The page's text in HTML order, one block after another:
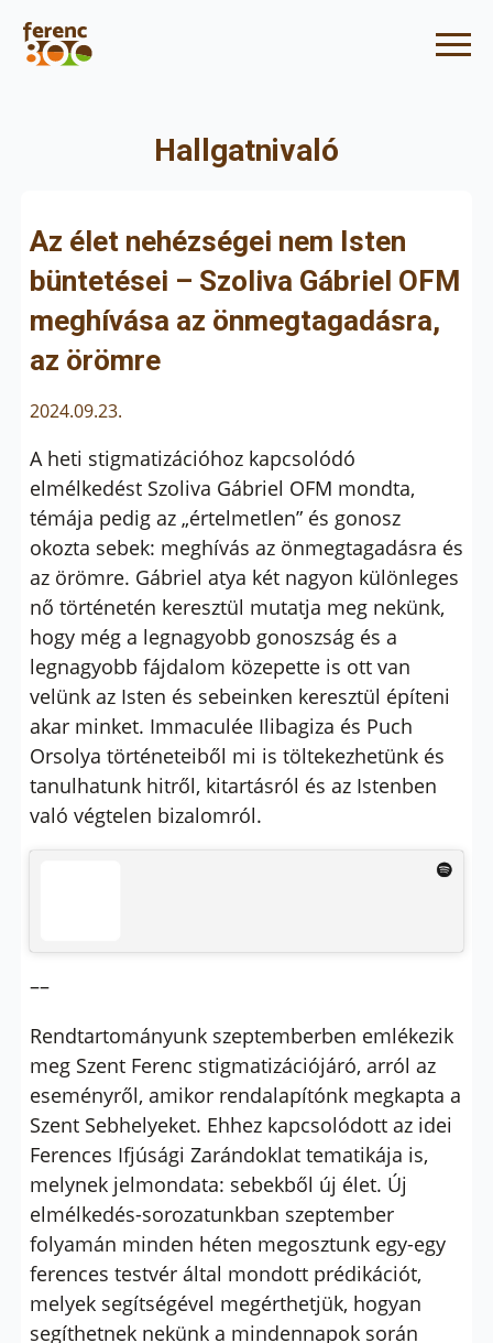
Hallgatnivaló
Az élet nehézségei nem Isten
büntetései – Szoliva Gábriel OFM
meghívása az önmegtagadásra,
az örömre
2024.09.23.
A heti stigmatizációhoz kapcsolódó
elmélkedést Szoliva Gábriel OFM mondta,
témája pedig az „értelmetlen” és gonosz
okozta sebek: meghívás az önmegtagadásra és
az örömre. Gábriel atya két nagyon különleges
nő történetén keresztül mutatja meg nekünk,
hogy még a legnagyobb gonoszság és a
legnagyobb fájdalom közepette is ott van
velünk az Isten és sebeinken keresztül építeni
akar minket. Immaculée Ilibagiza és Puch
Orsolya történeteiből mi is töltekezhetünk és
tanulhatunk hitről, kitartásról és az Istenben
való végtelen bizalomról.
––
Rendtartományunk szeptemberben emlékezik
meg Szent Ferenc stigmatizációjáró, arról az
eseményről, amikor rendalapítónk megkapta a
Szent Sebhelyeket. Ehhez kapcsolódott az idei
Ferences Ifjúsági Zarándoklat tematikája is,
melynek jelmondata: sebekből új élet. Új
elmélkedés-sorozatunkban szeptember
folyamán minden héten megosztunk egy-egy
ferences testvér által mondott prédikációt,
melyek segítségével megérthetjük, hogyan
segíthetnek nekünk a mindennapok során